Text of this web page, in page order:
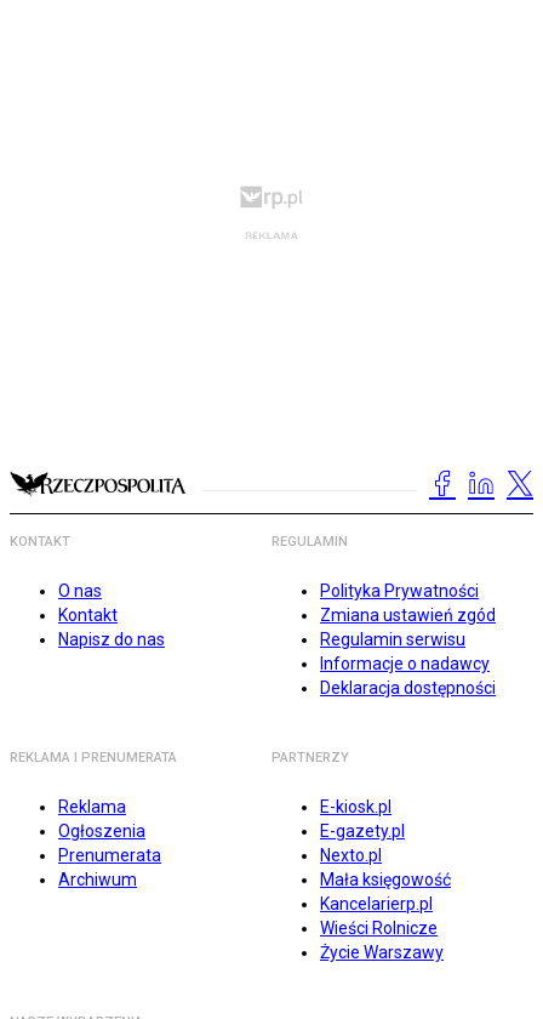
KONTAKT
O nas
Kontakt
Napisz do nas
REGULAMIN
Polityka Prywatności
Zmiana ustawień zgód
Regulamin serwisu
Informacje o nadawcy
Deklaracja dostępności
REKLAMA I PRENUMERATA
Reklama
Ogłoszenia
Prenumerata
Archiwum
PARTNERZY
E-kiosk.pl
E-gazety.pl
Nexto.pl
Mała księgowość
Kancelarierp.pl
Wieści Rolnicze
Życie Warszawy